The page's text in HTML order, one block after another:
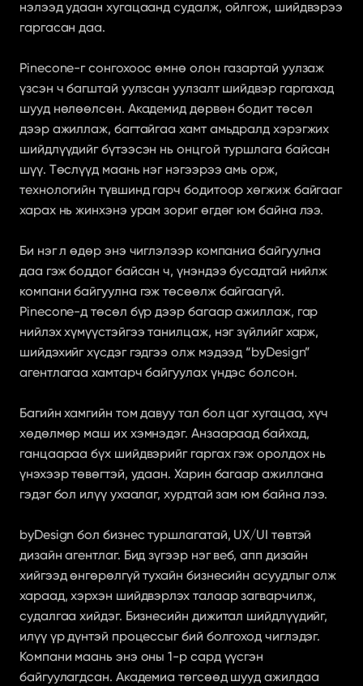
нэлээд удаан хугацаанд судалж, ойлгож, шийдвэрээ
гаргасан даа.
Pinecone-г сонгохоос өмнө олон газартай уулзаж
үзсэн ч багштай уулзсан уулзалт шийдвэр гаргахад
шууд нөлөөлсөн. Академид дөрвөн бодит төсөл
дээр ажиллаж, багтайгаа хамт амьдралд хэрэгжих
шийдлүүдийг бүтээсэн нь онцгой туршлага байсан
шүү. Төслүүд маань нэг нэгээрээ амь орж,
технологийн түвшинд гарч бодитоор хөгжиж байгааг
харах нь жинхэнэ урам зориг өгдөг юм байна лээ.
Би нэг л өдөр энэ чиглэлээр компаниа байгуулна
даа гэж боддог байсан ч, үнэндээ бусадтай нийлж
компани байгуулна гэж төсөөлж байгаагүй.
Pinecone-д төсөл бүр дээр багаар ажиллаж, гар
нийлэх хүмүүстэйгээ танилцаж, нэг зүйлийг харж,
шийдэхийг хүсдэг гэдгээ олж мэдээд “byDesign”
агентлагаа хамтарч байгуулах үндэс болсон.
Багийн хамгийн том давуу тал бол цаг хугацаа, хүч
хөдөлмөр маш их хэмнэдэг. Анзаараад байхад,
ганцаараа бүх шийдвэрийг гаргах гэж оролдох нь
үнэхээр төвөгтэй, удаан. Харин багаар ажиллана
гэдэг бол илүү ухаалаг, хурдтай зам юм байна лээ.
byDesign бол бизнес туршлагатай, UX/UI төвтэй
дизайн агентлаг. Бид зүгээр нэг веб, апп дизайн
хийгээд өнгөрөлгүй тухайн бизнесийн асуудлыг олж
хараад, хэрхэн шийдвэрлэх талаар загварчилж,
судалгаа хийдэг. Бизнесийн дижитал шийдлүүдийг,
илүү үр дүнтэй процессыг бий болгоход чиглэдэг.
Компани маань энэ оны 1-р сард үүсгэн
байгуулагдсан. Академиа төгсөөд шууд ажилдаа